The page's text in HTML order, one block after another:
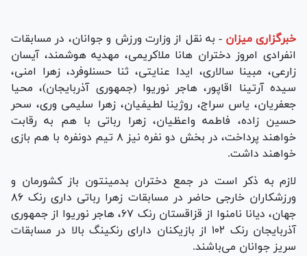
خبرگزاری میزان - به نقل از وزارت ورزش و جوانان، در مسابقات
انفرادی امروز دختران هانا ملاکریمی، مهدیه هوشمند، آیسان
زارعی، مبینا سالاری، ایدا عنایتی، ثنا حسنلوفرد، زهرا امنی،
سیده آرتینا اقاپور، هاجر نوریوا (جمهوری آذربایجان)، محیا
جعفریان، یاس سراج، روژینا لطیفیان، زهرا سلیمی وری، سحر
حسین زاده، فاطمه واعظیان، زهرا رباتی با هم به رقابت
خواهند پرداخت، در بخش دو نفره نیز ۸ تیم دونفره با هم بازی
خواهند داشت.
لازم به ذکر است در جمع دختران بدمینتون باز کشورمان و
ورزشکاران خارجی حاضر در مسابقات زهرا رباتی داری رنک ۸۶
جهان، دیانا نامنوا از قزاقستان رنک ۶۷، هاجر نوریوا از جمهوری
آذربایجان رنک ۱۰۲ از بازیکنان دارای رنکینگ بالا در مسابقات
سریز جوانان می‌باشند.